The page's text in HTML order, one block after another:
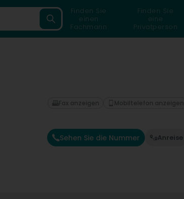
Finden Sie
einen
Fachmann
Finden Sie
eine
Privatperson
Sehen Sie die Nummer Anreise
Fax anzeigen Mobiltelefon anzeigen